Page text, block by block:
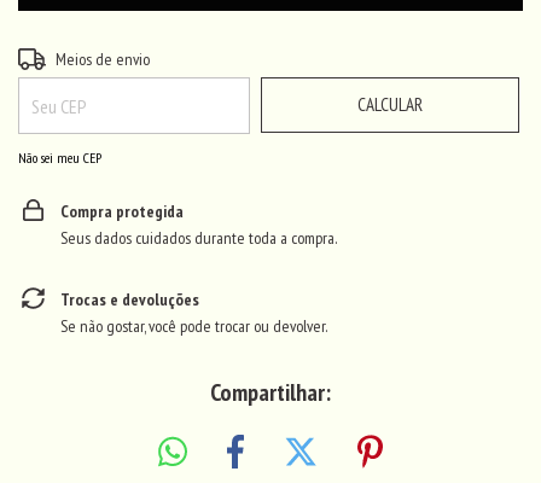
Entregas para o CEP:
Meios de envio
CALCULAR
Não sei meu CEP
Compra protegida
Seus dados cuidados durante toda a compra.
Trocas e devoluções
Se não gostar, você pode trocar ou devolver.
Compartilhar: